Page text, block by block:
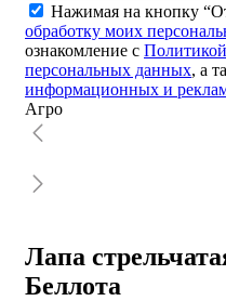
Нажимая на кнопку
обработку моих
ознакомление с
персональных данных, а
информационных и
Агро
Лапа
Беллота